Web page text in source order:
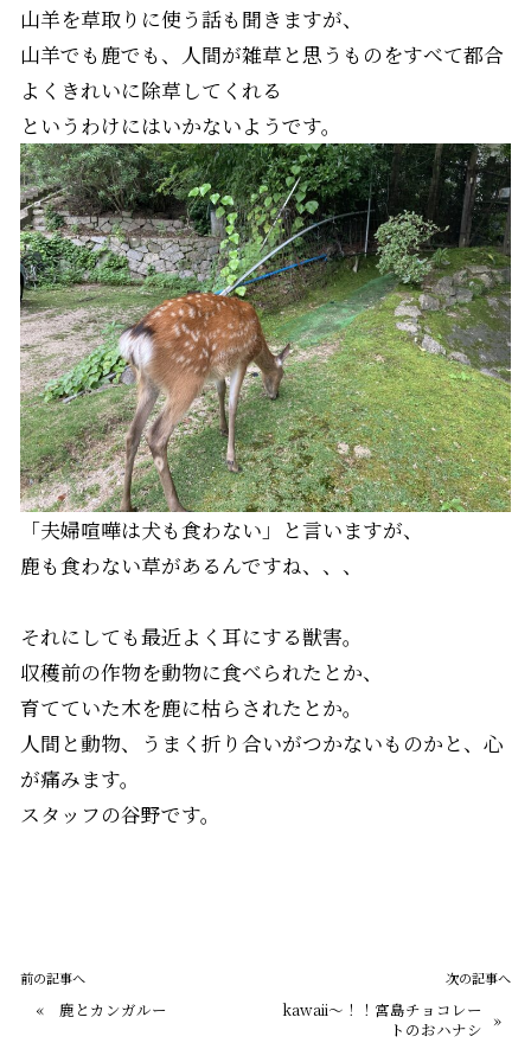
山羊を草取りに使う話も聞きますが、
山羊でも鹿でも、人間が雑草と思うものをすべて都合
よくきれいに除草してくれる
というわけにはいかないようです。
「夫婦喧嘩は犬も食わない」と言いますが、
鹿も食わない草があるんですね、、、
それにしても最近よく耳にする獣害。
収穫前の作物を動物に食べられたとか、
育てていた木を鹿に枯らされたとか。
人間と動物、うまく折り合いがつかないものかと、心
が痛みます。
スタッフの谷野です。
前の記事へ
« 鹿とカンガルー
次の記事へ
kawaii～！！宮島チョコレー
トのおハナシ »